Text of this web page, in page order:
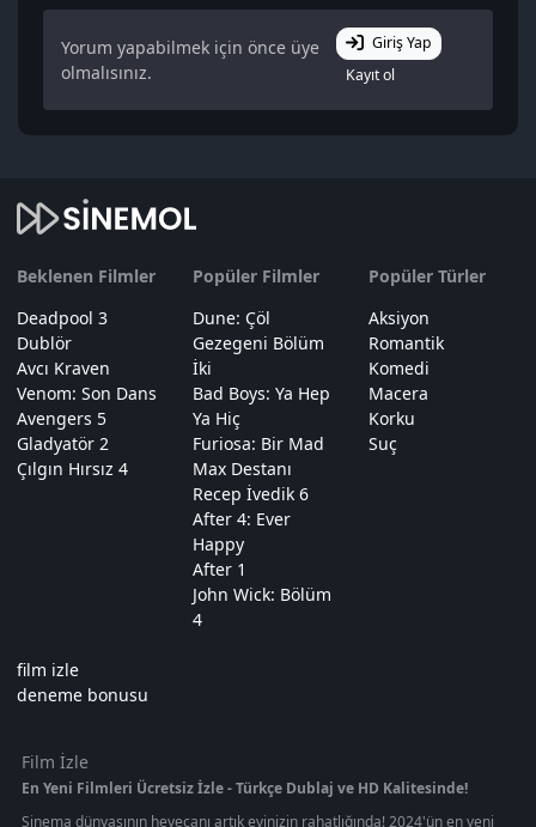
Yorum yapabilmek için önce üye
olmalısınız.
Giriş Yap
Kayıt ol
Beklenen Filmler
Deadpool 3
Dublör
Avcı Kraven
Venom: Son Dans
Avengers 5
Gladyatör 2
Çılgın Hırsız 4
Popüler Filmler
Dune: Çöl
Gezegeni Bölüm
İki
Bad Boys: Ya Hep
Ya Hiç
Furiosa: Bir Mad
Max Destanı
Recep İvedik 6
After 4: Ever
Happy
After 1
John Wick: Bölüm
4
Popüler Türler
Aksiyon
Romantik
Komedi
Macera
Korku
Suç
film izle
deneme bonusu
Film İzle
En Yeni Filmleri Ücretsiz İzle - Türkçe Dublaj ve HD Kalitesinde!
Sinema dünyasının heyecanı artık evinizin rahatlığında! 2024'ün en yeni